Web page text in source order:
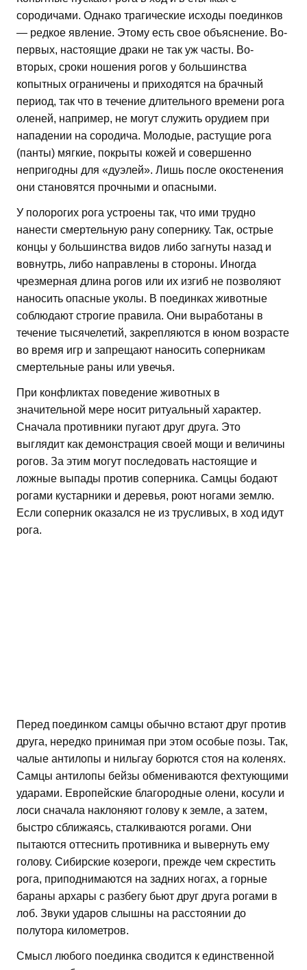
сородичами. Однако трагические исходы поединков
— редкое явление. Этому есть свое объяснение. Во-
первых, настоящие драки не так уж часты. Во-
вторых, сроки ношения рогов у большинства
копытных ограничены и приходятся на брачный
период, так что в течение длительного времени рога
оленей, например, не могут служить орудием при
нападении на сородича. Молодые, растущие рога
(панты) мягкие, покрыты кожей и совершенно
непригодны для «дуэлей». Лишь после окостенения
они становятся прочными и опасными.
У полорогих рога устроены так, что ими трудно
нанести смертельную рану сопернику. Так, острые
концы у большинства видов либо загнуты назад и
вовнутрь, либо направлены в стороны. Иногда
чрезмерная длина рогов или их изгиб не позволяют
наносить опасные уколы. В поединках животные
соблюдают строгие правила. Они выработаны в
течение тысячелетий, закрепляются в юном возрасте
во время игр и запрещают наносить соперникам
смертельные раны или увечья.
При конфликтах поведение животных в
значительной мере носит ритуальный характер.
Сначала противники пугают друг друга. Это
выглядит как демонстрация своей мощи и величины
рогов. За этим могут последовать настоящие и
ложные выпады против соперника. Самцы бодают
рогами кустарники и деревья, роют ногами землю.
Если соперник оказался не из трусливых, в ход идут
рога.
Перед поединком самцы обычно встают друг против
друга, нередко принимая при этом особые позы. Так,
чалые антилопы и нильгау борются стоя на коленях.
Самцы антилопы бейзы обмениваются фехтующими
ударами. Европейские благородные олени, косули и
лоси сначала наклоняют голову к земле, а затем,
быстро сближаясь, сталкиваются рогами. Они
пытаются оттеснить противника и вывернуть ему
голову. Сибирские козероги, прежде чем скрестить
рога, приподнимаются на задних ногах, а горные
бараны архары с разбегу бьют друг друга рогами в
лоб. Звуки ударов слышны на расстоянии до
полутора километров.
Смысл любого поединка сводится к единственной